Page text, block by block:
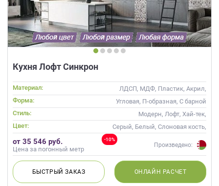
Кухня Лофт Синкрон
Материал:
ЛДСП, МДФ, Пластик, Акрил,
Alvic / УФ лак
Форма:
Угловая, П-образная, С барной
стойкой
Стиль:
Модерн, Лофт, Хай-тек,
Современные
Цвет:
Серый, Белый, Слоновая кость,
Кремовый
-10%
от 35 546 руб.
Цена за погонный метр
Произведено:
БЫСТРЫЙЗАКАЗ ОНЛАЙН РАСЧЕТ